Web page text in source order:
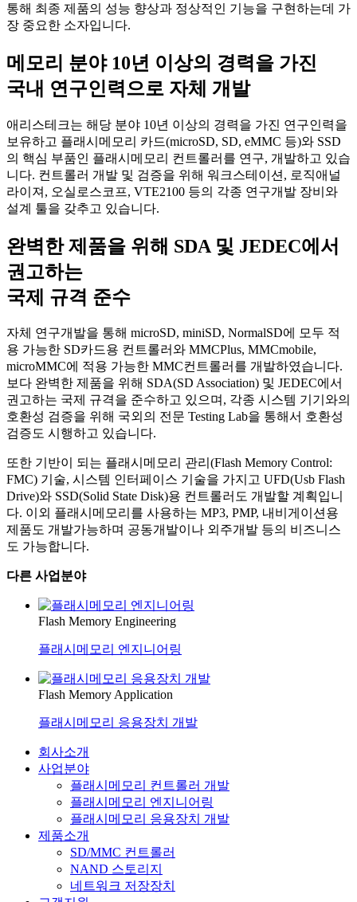
통해 최종 제품의 성능 향상과 정상적인 기능을 구현하는데 가
장 중요한 소자입니다.
메모리 분야 10년 이상의 경력을 가진
국내 연구인력으로 자체 개발
애리스테크는 해당 분야 10년 이상의 경력을 가진 연구인력을
보유하고 플래시메모리 카드(microSD, SD, eMMC 등)와 SSD
의 핵심 부품인 플래시메모리 컨트롤러를 연구, 개발하고 있습
니다. 컨트롤러 개발 및 검증을 위해 워크스테이션, 로직애널
라이져, 오실로스코프, VTE2100 등의 각종 연구개발 장비와
설계 툴을 갖추고 있습니다.
완벽한 제품을 위해 SDA 및 JEDEC에서
권고하는
국제 규격 준수
자체 연구개발을 통해 microSD, miniSD, NormalSD에 모두 적
용 가능한 SD카드용 컨트롤러와 MMCPlus, MMCmobile,
microMMC에 적용 가능한 MMC컨트롤러를 개발하였습니다.
보다 완벽한 제품을 위해 SDA(SD Association) 및 JEDEC에서
권고하는 국제 규격을 준수하고 있으며, 각종 시스템 기기와의
호환성 검증을 위해 국외의 전문 Testing Lab을 통해서 호환성
검증도 시행하고 있습니다.
또한 기반이 되는 플래시메모리 관리(Flash Memory Control:
FMC) 기술, 시스템 인터페이스 기술을 가지고 UFD(Usb Flash
Drive)와 SSD(Solid State Disk)용 컨트롤러도 개발할 계획입니
다. 이외 플래시메모리를 사용하는 MP3, PMP, 내비게이션용
제품도 개발가능하며 공동개발이나 외주개발 등의 비즈니스
도 가능합니다.
다른 사업분야
Flash Memory Engineering
플래시메모리 엔지니어링
Flash Memory Application
플래시메모리 응용장치 개발
회사소개
사업분야
플래시메모리 컨트롤러 개발
플래시메모리 엔지니어링
플래시메모리 응용장치 개발
제품소개
SD/MMC 컨트롤러
NAND 스토리지
네트워크 저장장치